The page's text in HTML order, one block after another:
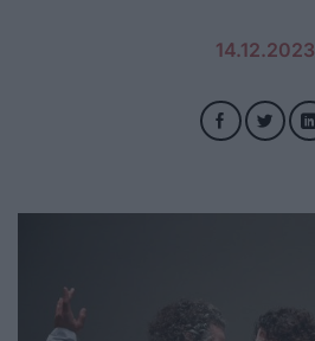
14.12.2023